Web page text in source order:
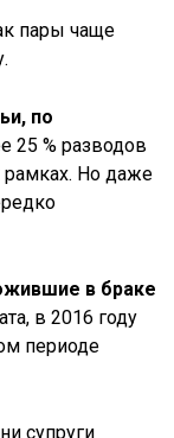
пары чаще
по
25 % разводов
рамках. Но даже
в браке
в 2016 году
периоде
супруги